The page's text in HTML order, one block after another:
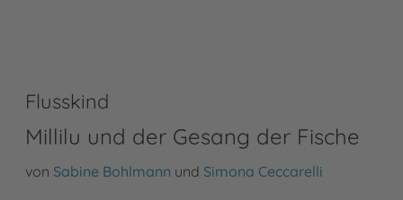
Flusskind
Millilu und der Gesang der Fische
von Sabine Bohlmann und Simona Ceccarelli